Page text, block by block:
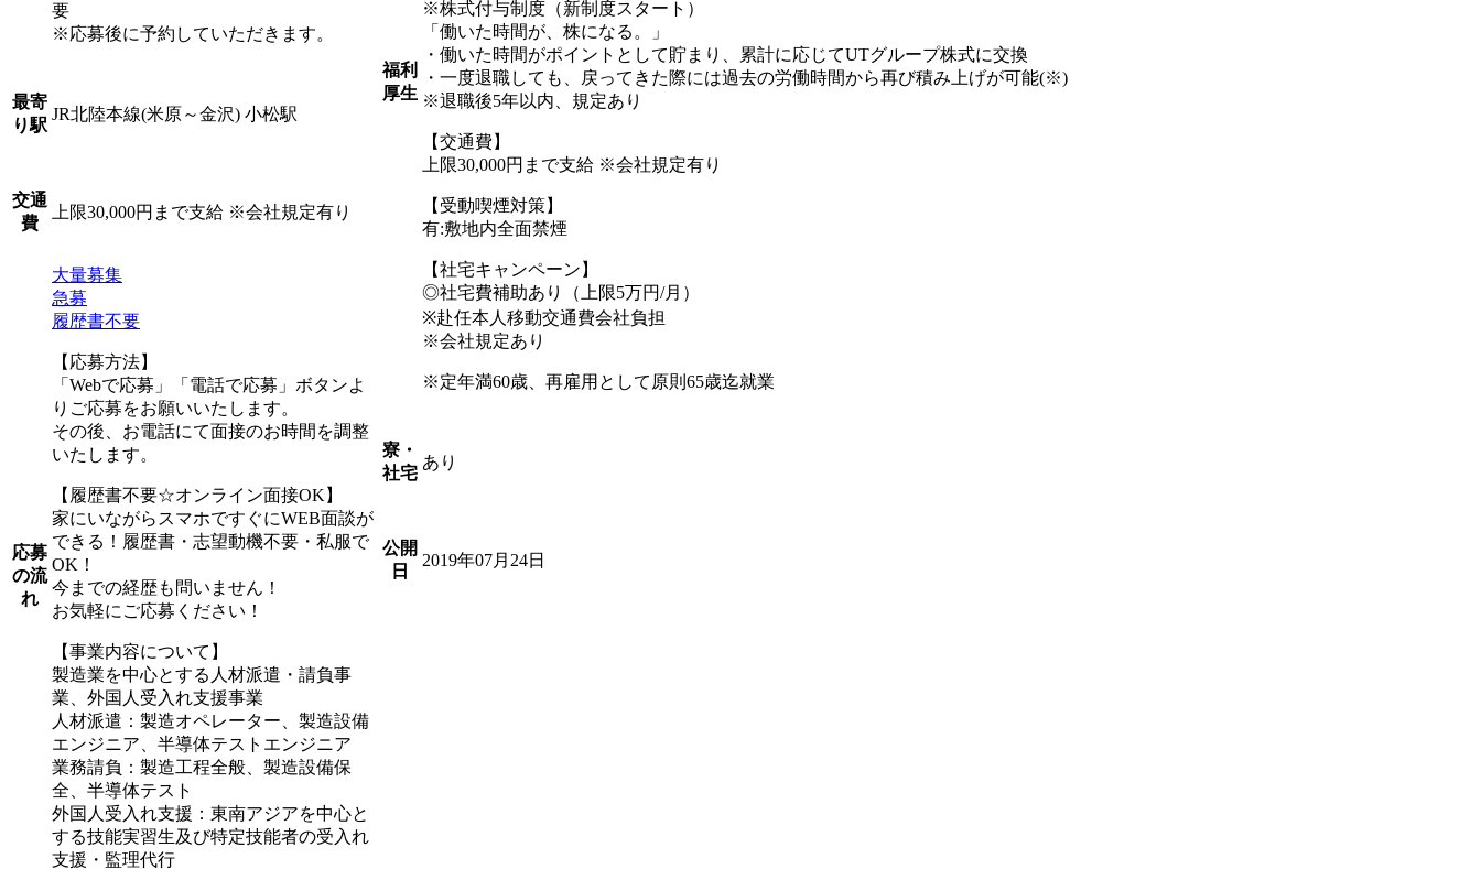
要
※応募後に予約していただきます。
最寄
り駅
JR北陸本線(米原～金沢) 小松駅
交通
費
上限30,000円まで支給 ※会社規定有り
応募
の流
れ
大量募集
急募
履歴書不要
【応募方法】
「Webで応募」「電話で応募」ボタンよ
りご応募をお願いいたします。
その後、お電話にて面接のお時間を調整
いたします。
【履歴書不要☆オンライン面接OK】
家にいながらスマホですぐにWEB面談が
できる！履歴書・志望動機不要・私服で
OK！
今までの経歴も問いません！
お気軽にご応募ください！
【事業内容について】
製造業を中心とする人材派遣・請負事
業、外国人受入れ支援事業
人材派遣：製造オペレーター、製造設備
エンジニア、半導体テストエンジニア
業務請負：製造工程全般、製造設備保
全、半導体テスト
外国人受入れ支援：東南アジアを中心と
する技能実習生及び特定技能者の受入れ
支援・監理代行
福利
厚生
※株式付与制度（新制度スタート）
「働いた時間が、株になる。」
・働いた時間がポイントとして貯まり、累計に応じてUTグループ株式に交換
・一度退職しても、戻ってきた際には過去の労働時間から再び積み上げが可能(※)
※退職後5年以内、規定あり
【交通費】
上限30,000円まで支給 ※会社規定有り
【受動喫煙対策】
有:敷地内全面禁煙
【社宅キャンペーン】
◎社宅費補助あり（上限5万円/月）
※赴任本人移動交通費会社負担
※会社規定あり
※定年満60歳、再雇用として原則65歳迄就業
寮・
社宅
あり
公開
日
2019年07月24日